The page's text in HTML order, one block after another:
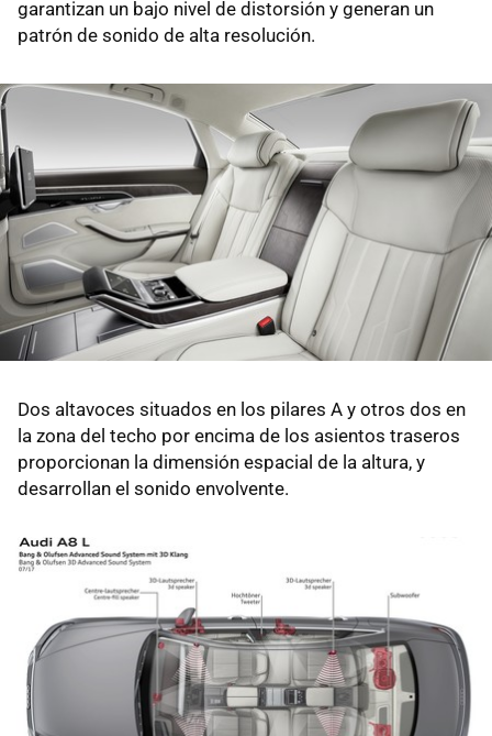
garantizan un bajo nivel de distorsión y generan un
patrón de sonido de alta resolución.
Dos altavoces situados en los pilares A y otros dos en
la zona del techo por encima de los asientos traseros
proporcionan la dimensión espacial de la altura, y
desarrollan el sonido envolvente.